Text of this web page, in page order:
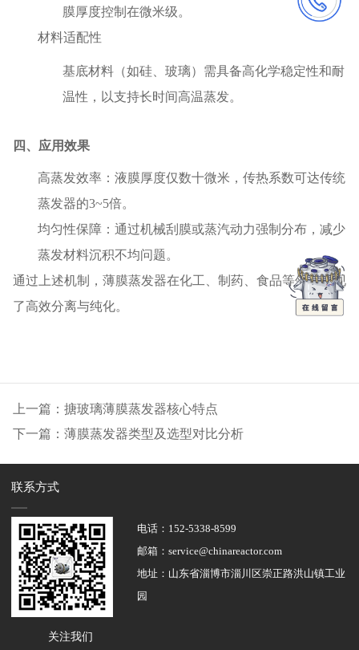
膜厚度控制在微米级‌。
‌材料适配性‌
基底材料（如硅、玻璃）需具备高化学稳定性和耐
温性，以支持长时间高温蒸发‌。
四、应用效果
‌高蒸发效率‌：液膜厚度仅数十微米，传热系数可达传统
蒸发器的3~5倍‌。
‌均匀性保障‌：通过机械刮膜或蒸汽动力强制分布，减少
蒸发材料沉积不均问题‌。
通过上述机制，薄膜蒸发器在化工、制药、食品等领域实现
了高效分离与纯化‌。
上一篇：搪玻璃薄膜蒸发器核心特点
下一篇：薄膜蒸发器类型及选型对比分析
联系方式
关注我们
电话： 152-5338-8599
邮箱：service@chinareactor.com
地址：山东省淄博市淄川区崇正路洪山镇工业
园